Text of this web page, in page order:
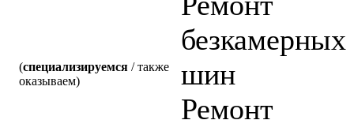
(специализируемся / также
оказываем)
безкамерных
шин
Ремонт